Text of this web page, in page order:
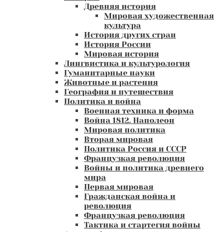
Древняя история
Мировая художественная
культура
История других стран
История России
Мировая история
Лингвистика и культурология
Гуманитарные науки
Животные и растения
География и путешествия
Политика и война
Военная техника и форма
Война 1812. Наполеон
Мировая политика
Вторая мировая
Политика Россия и СССР
Французкая революция
Войны и политика древнего
мира
Первая мировая
Гражданская война и
революция
Французкая революция
Тактика и стартегия войны